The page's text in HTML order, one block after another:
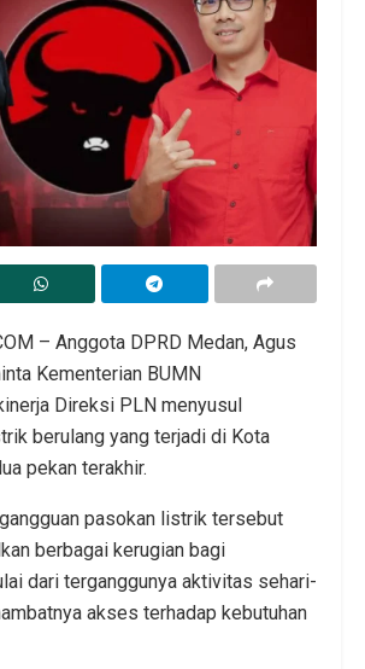
– Anggota DPRD Medan, Agus
Kementerian BUMN
Direksi PLN menyusul
berulang yang terjadi di Kota
pekan terakhir.
pasokan listrik tersebut
berbagai kerugian bagi
dari terganggunya aktivitas sehari-
akses terhadap kebutuhan